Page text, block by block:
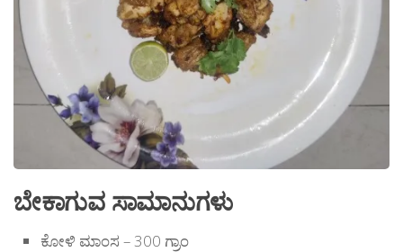
ಬೇಕಾಗುವ ಸಾಮಾನುಗಳು
ಕೋಳಿ ಮಾಂಸ – 300 ಗ್ರಾಂ